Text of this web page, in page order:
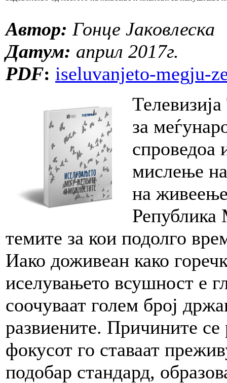
Автор: Гонце Јаковлеска
Датум: април 2017г.
PDF: iseluvanjeto-megju-
за
спроведоа
мислење
на
Република
темите за кои подолго
Иако доживеан како
иселувањето всушност е
соочуваат голем број
развиените. Причините
фокусот го ставаат
подобар стандард,